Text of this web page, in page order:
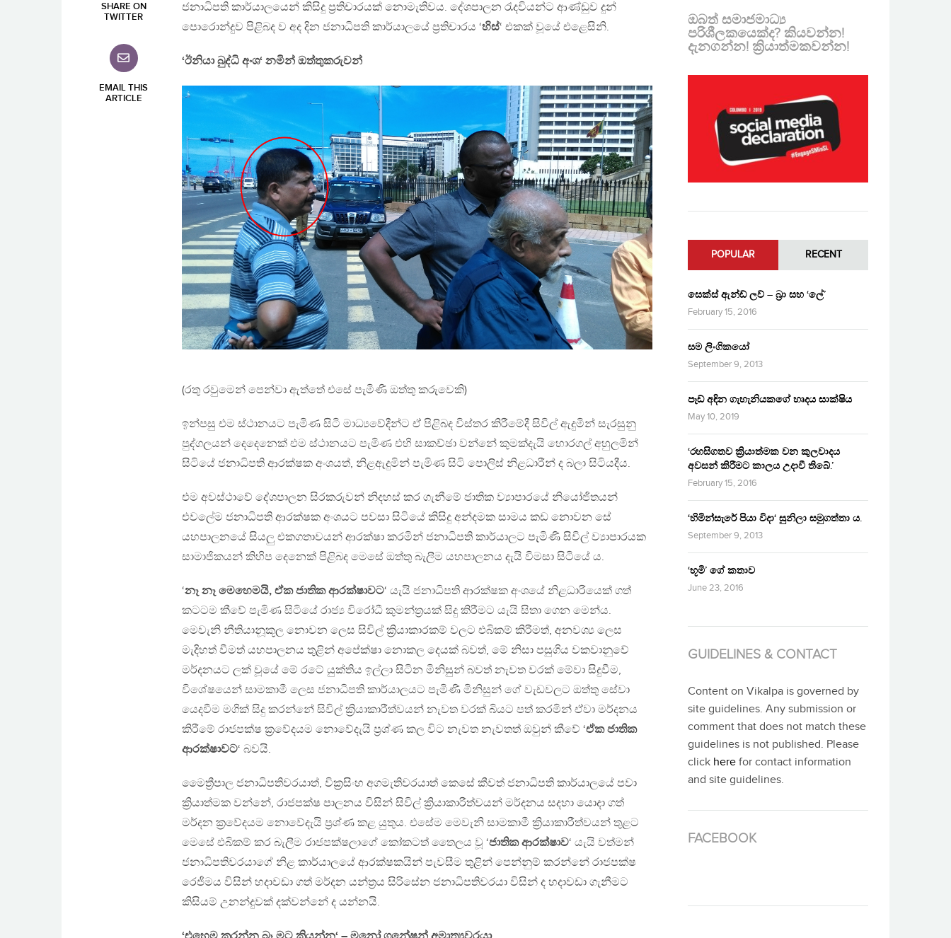
SHARE ON
TWITTER
EMAIL THIS
ARTICLE
ජනාධිපති කාර්යාලයෙන් කිසිදු ප්‍ර‍තිචාරයක් නොමැතිවය. දේශපාලන රැදවියන්ට ආණ්ඩුව දුන්
පොරොන්දුව පිළිබද ව අද දින ජනාධිපති කාර්යාලයේ ප්‍ර‍තිචාරය ‘හිස්‘ එකක් වූයේ එළෙසිනි.
‘ඊනියා බුද්ධි අංශ‘ නමින් ඔත්තුකරුවන්
(රතු රවුමෙන් පෙන්වා ඇත්තේ එසේ පැමිණි ඔත්තු කරුවෙකි)
ඉන්පසු එම ස්ථානයට පැමිණ සිටි මාධ්‍යවේදීන්ට ඒ පිළිබද විස්තර කිරීමේදී සිවිල් ඇදුමින් සැරසුනු
පුද්ගලයන් දෙදෙනෙක් එම ස්ථානයට පැමිණ එහි සාකච්ඡා වන්නේ කුමක්දැයි හොරගල් අහුලමින්
සිටියේ ජනාධිපති ආරක්ෂක අංශයත්, නිළඇදුමින් පැමිණ සිටි පොලිස් නිළධාරීන් ද බලා සිටියදීය.
එම අවස්ථාවේ දේශපාලන සිරකරුවන් නිදහස් කර ගැනීමේ ජාතික ව්‍යාපාරයේ නියෝජිතයන්
එවලේම ජනාධිපති ආරක්ෂක අංශයට පවසා සිටියේ කිසිදු අන්දමක සාමය කඩ නොවන සේ
යහපාලනයේ සියලු එකගතාවයන් ආරක්ෂා කරමින් ජනාධිපති කාර්යාලට පැමිණි සිවිල් ව්‍යාපාරයක
සාමාජිකයන් කිහිප දෙනෙක් පිළිබද මෙසේ ඔත්තු බැලීම යහපාලනය දැයි විමසා සිටියේ ය.
‘නෑ නෑ මෙහෙමයි, ඒක ජාතික ආරක්ෂාවට‘ යැයි ජනාධිපති ආරක්ෂක අංශයේ නිළධාරියෙක් ගත්
කටටම කීවේ පැමිණ සිටියේ රාජ්‍ය විරෝධී කුමන්ත්‍ර‍යක් සිදු කිරීමට යැයි සිතා ගෙන මෙන්ය.
මෙවැනි නීතියානූකූල නොවන ලෙස සිවිල් ක්‍රියාකාරකම් වලට එබිකම් කිරීමත්, අනවශ්‍ය ලෙස
මැදිහත් වීමත් යහපාලනය තුළින් අපේක්ෂා නොකල දෙයක් බවත්, මේ නිසා පසුගිය වකවානුවේ
මර්දනයට ලක් වූයේ මේ රටේ යුක්තිය ඉල්ලා සිටින මිනිසුන් බවත් නැවත වරක් මේවා සිදුවීම,
විශේෂයෙන් සාමකාමී ලෙස ජනාධිපති කාර්යාලයට පැමිණි මිනිසුන් ගේ වැඩවලට ඔත්තු සේවා
යෙදවීම මගික් සිදු කරන්නේ සිවිල් ක්‍රියාකාරීත්වයන් නැවත වරක් බියට පත් කරමින් ඒවා මර්දනය
කිරීමේ රාජපක්ෂ ක්‍ර‍වේදයම නොවේදැයි ප්‍ර‍ශ්ණ කල විට නැවත නැවතත් ඔවුන් කීවේ ‘ඒක ජාතික
ආරක්ෂාවට‘ බවයි.
මෛත්‍රීපාල ජනාධිපතිවරයාත්, වික්‍ර‍සිංහ අගමැතිවරයාත් කෙසේ කීවත් ජනාධිපති කාර්යාලයේ පවා
ක්‍රියාත්මක වන්නේ, රාජපක්ෂ පාලනය විසින් සිවිල් ක්‍රියාකාරීත්වයන් මර්දනය සදහා යොදා ගත්
මර්දන ක්‍ර‍වේදයම නොවේදැයි ප්‍ර‍ශ්ණ කළ යුතුය. එසේම මෙවැනි සාමකාමී ක්‍රියාකාරීත්වයන් තුළට
මෙසේ එබිකම් කර බැලීම රාජපක්ෂලාගේ කෝකටත් තෛලය වූ ‘ජාතික ආරක්ෂාව‘ යැයි වත්මන්
ජනාධිපතිවරයාගේ නිළ කාර්යාලයේ ආරක්ෂකයින් පැවසීම තුළින් පෙන්නුම් කරන්නේ රාජපක්ෂ
රෙජීමය විසින් හදාවඩා ගත් මර්දන යන්ත්‍ර‍ය සිරිසේන ජනාධිපතිවරයා විසින් ද හදාවඩා ගැනීමට
කිසියම් උනන්දුවක් දක්වන්නේ ද යන්නයි.
ඔබත් සමාජමාධ්‍ය
පරිශීලකයෙක්ද? කියවන්න!
දැනගන්න! ක්‍රියාත්මකවන්න!
POPULAR RECENT
සෙක්ස් ඇන්ඩ් ලව් – බ්‍රා සහ ‘ලේ’
February 15, 2016
සම ලිංගිකයෝ
September 9, 2013
පෑඩ් අඳින ගැහැනියකගේ හෘදය සාක්ෂිය
May 10, 2019
‘රහසිගතව ක්‍රියාත්මක වන කුලවාදය
අවසන් කිරීමට කාලය උදාවී තිබේ.’
February 15, 2016
‘හිමින්සැරේ පියා විදා‘ සුනිලා සමුගත්තා ය.
September 9, 2013
‘භූමි’ ගේ කතාව
June 23, 2016
GUIDELINES & CONTACT
Content on Vikalpa is governed by
site guidelines. Any submission or
comment that does not match these
guidelines is not published. Please
click here for contact information
and site guidelines.
FACEBOOK